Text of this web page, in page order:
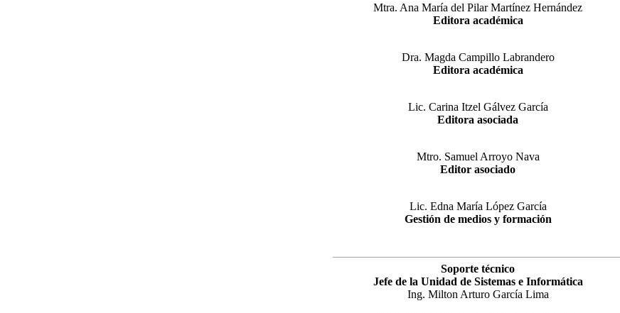
Mtra. Ana María del Pilar Martínez Hernández
Editora académica
Dra. Magda Campillo Labrandero
Editora académica
Lic. Carina Itzel Gálvez García
Editora asociada
Mtro. Samuel Arroyo Nava
Editor asociado
Lic. Edna María López García
Gestión de medios y formación
Soporte técnico
Jefe de la Unidad de Sistemas e Informática
Ing. Milton Arturo García Lima